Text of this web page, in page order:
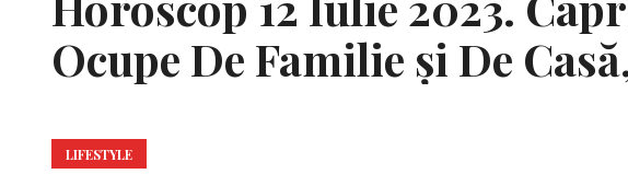
Ocupe De Familie și De
LIFESTYLE